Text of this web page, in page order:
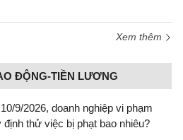
Xem thêm
ĐỘNG-TIỀN LƯƠNG
9/2026, doanh nghiệp vi phạm
định thử việc bị phạt bao nhiêu?